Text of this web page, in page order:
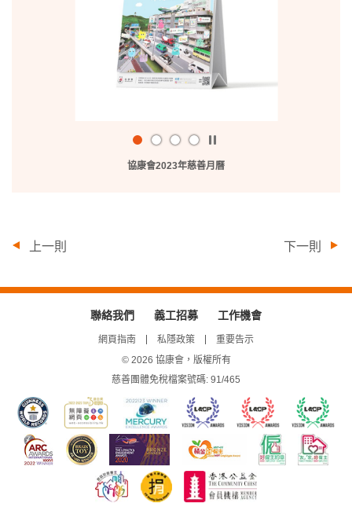
播
/
協康會2023年慈善月曆
上一則 下一則
聯絡我們 義工招募 工作機會
網頁指南 私隱政策
重要告示
© 2026 協康會，版權所有
慈善團體免稅檔案號碼: 91/465